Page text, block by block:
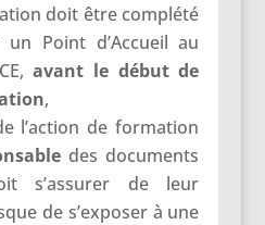
doit être complété
Point d’Accueil au
avant le début de
,
l’action de formation
des documents
s’assurer de leur
de s’exposer à une